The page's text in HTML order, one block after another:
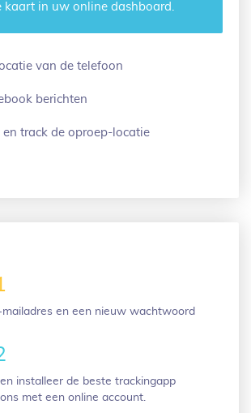
kaart in uw online dashboard.
van de telefoon
berichten
en track de oproep-locatie
en een nieuw wachtwoord
installeer de beste trackingapp
met een online account.